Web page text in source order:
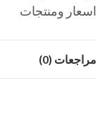
اسعار ومنتجات
مراجعات (0)